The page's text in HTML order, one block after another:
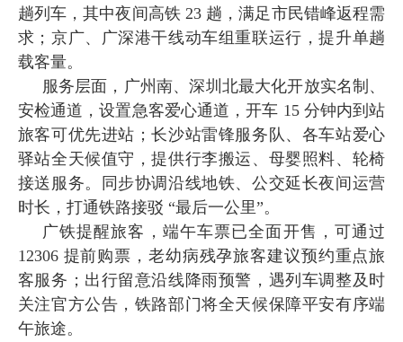
趟列车，其中夜间高铁 23 趟，满足市民错峰返程需
求；京广、广深港干线动车组重联运行，提升单趟
载客量。
服务层面，广州南、深圳北最大化开放实名制、
安检通道，设置急客爱心通道，开车 15 分钟内到站
旅客可优先进站；长沙站雷锋服务队、各车站爱心
驿站全天候值守，提供行李搬运、母婴照料、轮椅
接送服务。同步协调沿线地铁、公交延长夜间运营
时长，打通铁路接驳 “最后一公里”。
广铁提醒旅客，端午车票已全面开售，可通过
12306 提前购票，老幼病残孕旅客建议预约重点旅
客服务；出行留意沿线降雨预警，遇列车调整及时
关注官方公告，铁路部门将全天候保障平安有序端
午旅途。